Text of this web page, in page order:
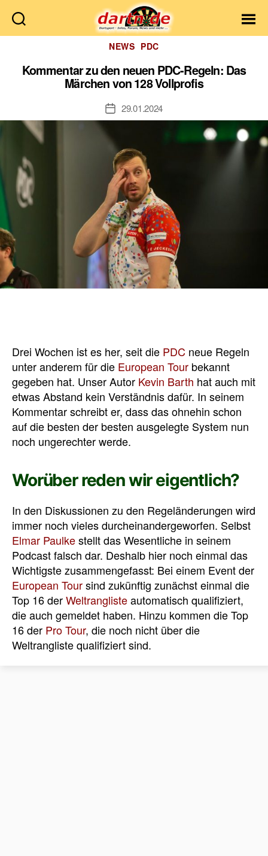
Dartn.de
Kategorien
NEWS PDC
Kommentar zu den neuen PDC-Regeln: Das
Märchen von 128 Vollprofis
Veröffentlichungsdatum
29.01.2024
Drei Wochen ist es her, seit die PDC neue Regeln
unter anderem für die European Tour bekannt
gegeben hat. Unser Autor Kevin Barth hat auch mit
etwas Abstand kein Verständnis dafür. In seinem
Kommentar schreibt er, dass das ohnehin schon
auf die besten der besten ausgelegte System nun
noch ungerechter werde.
Worüber reden wir eigentlich?
In den Diskussionen zu den Regeländerungen wird
immer noch vieles durcheinandergeworfen. Selbst
Elmar Paulkestellt das Wesentliche in seinem
Podcast falsch dar. Deshalb hier noch einmal das
Wichtigste zusammengefasst: Bei einem Event der
European Toursind zukünftig zunächst einmal die
Top 16 derWeltranglisteautomatisch qualifiziert,
die auch gemeldet haben. Hinzu kommen die Top
16 der Pro Tour, die noch nicht über die
Weltrangliste qualifiziert sind.